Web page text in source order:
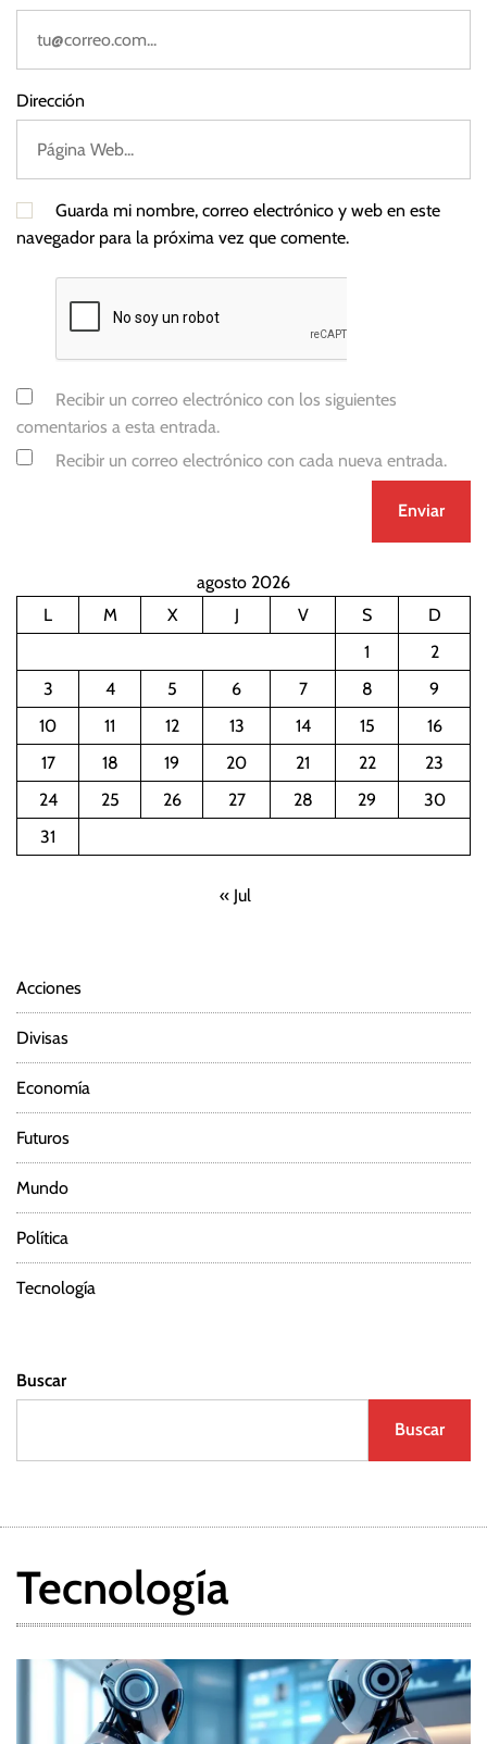
Dirección
Guarda mi nombre, correo electrónico y web en este
navegador para la próxima vez que comente.
Recibir un correo electrónico con los siguientes
comentarios a esta entrada.
Recibir un correo electrónico con cada nueva entrada.
agosto 2026
L
M X J V S
D
1
2
3
4 5 6 7 8
9
10
11 12 13 14 15
16
17
18 19 20 21 22
23
24
25 26 27 28 29
30
31
« Jul
Acciones
Divisas
Economía
Futuros
Mundo
Política
Tecnología
Buscar
Buscar
Tecnología